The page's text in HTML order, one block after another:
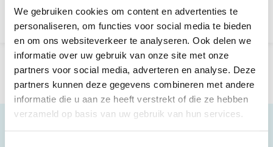
We gebruiken cookies om content en advertenties te
personaliseren, om functies voor social media te bieden
en om ons websiteverkeer te analyseren. Ook delen we
informatie over uw gebruik van onze site met onze
partners voor social media, adverteren en analyse. Deze
partners kunnen deze gegevens combineren met andere
informatie die u aan ze heeft verstrekt of die ze hebben
verzameld op basis van uw gebruik van hun services.
Terug naar het overzicht